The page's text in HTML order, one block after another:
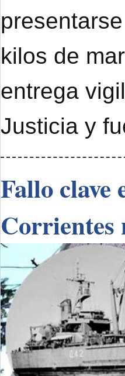
kilos de
entrega
Justicia y
Fallo clave
Corrientes